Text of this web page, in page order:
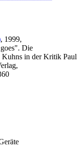
, 1999,
Die
Kuhns in der Kritik Paul